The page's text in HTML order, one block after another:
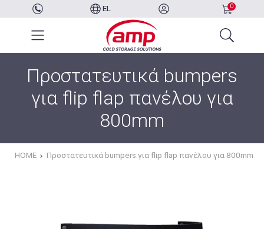
EL 0
Προστατευτικά bumpers
για flip flap πανέλου για
800mm
HOME Προστατευτικά bumpers για flip flap πανέλου για 800mm